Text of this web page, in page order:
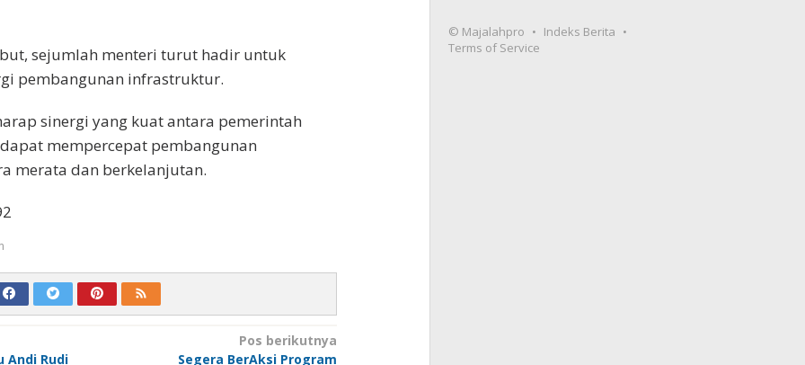
sejumlah menteri turut hadir untuk
pembangunan infrastruktur.
sinergi yang kuat antara pemerintah
mempercepat pembangunan
merata dan berkelanjutan.
Andi Rudi
Pos berikutnya
Segera BerAksi Program
© Majalahpro
Indeks Berita
Terms of Service